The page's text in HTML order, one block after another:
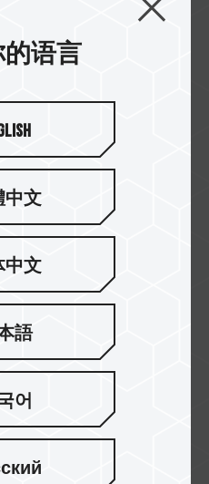
訊電腦
易購
頓
亞
價屋
语言
中文
中文
語
어